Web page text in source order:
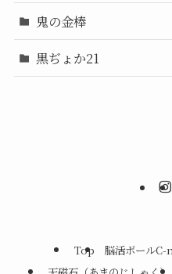
鬼の金棒
黒ぢょか21
Top
脳活ボールC-